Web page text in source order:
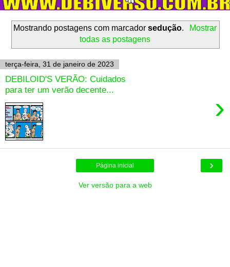
Mostrando postagens com marcadorsedução.
Mostrar
todas as postagens
terça-feira, 31 de janeiro de 2023
DEBILOID'S VERÃO: Cuidados
para ter um verão decente...
›
›
Página inicial
Ver versão para a web